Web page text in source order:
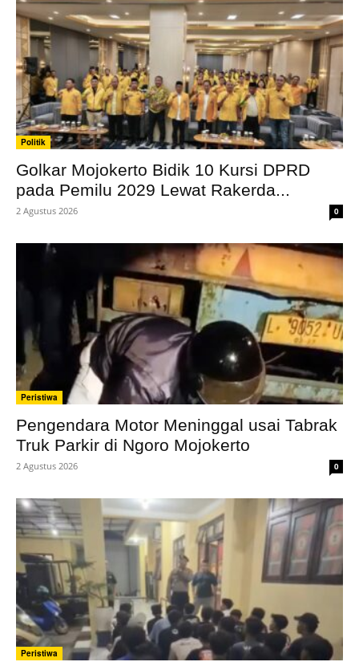
Politik
Golkar Mojokerto Bidik 10 Kursi DPRD
pada Pemilu 2029 Lewat Rakerda...
2 Agustus 2026 0
Peristiwa
Pengendara Motor Meninggal usai Tabrak
Truk Parkir di Ngoro Mojokerto
2 Agustus 2026 0
Peristiwa